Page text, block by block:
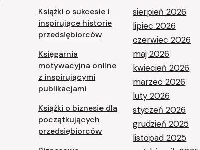
Książki o sukcesie i
inspirujące historie
przedsiębiorców
Księgarnia
motywacyjna online
z inspirującymi
publikacjami
Książki o biznesie dla
początkujących
przedsiębiorców
sierpień 2026
lipiec 2026
czerwiec 2026
maj 2026
kwiecień 2026
marzec 2026
luty 2026
styczeń 2026
grudzień 2025
listopad 2025